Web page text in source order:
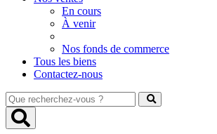
En cours
À venir
Nos fonds de commerce
Tous les biens
Contactez-nous
Que
recherchez-
vous